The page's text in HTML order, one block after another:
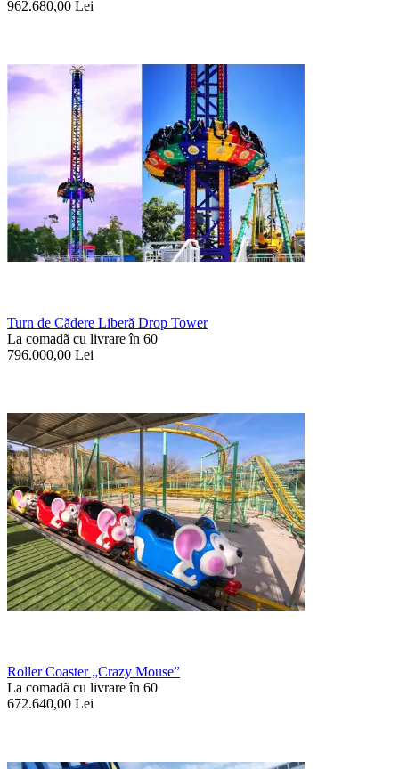
962.680,00 Lei
Turn de Cădere Liberă Drop Tower
La comadã cu livrare în 60
796.000,00 Lei
Roller Coaster „Crazy Mouse”
La comadã cu livrare în 60
672.640,00 Lei